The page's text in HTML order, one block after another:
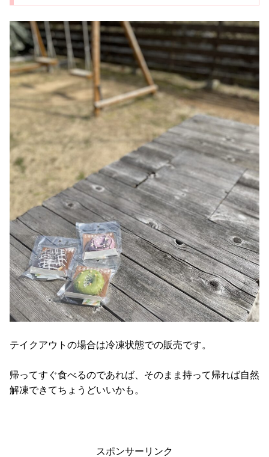
テイクアウトの場合は冷凍状態での販売です。
帰ってすぐ食べるのであれば、そのまま持って帰れば自然
解凍できてちょうどいいかも。
スポンサーリンク